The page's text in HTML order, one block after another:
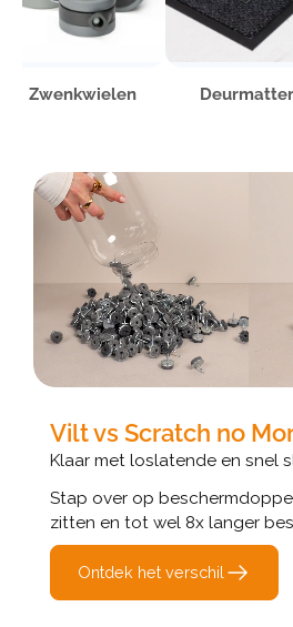
Zwenkwielen
Vilt vs Scratch no
Klaar met loslatende en snel
Stap over op
zitten en tot wel 8x langer
Ontdek het verschil